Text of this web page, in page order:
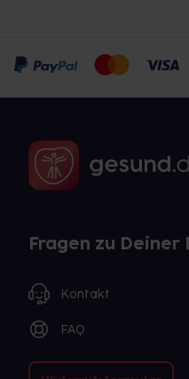
Fragen zu Deiner
Kontakt
FAQ